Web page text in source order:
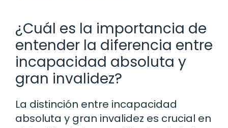
¿Cuál es la importancia de
entender la diferencia entre
incapacidad absoluta y
gran invalidez?
La distinción entre incapacidad
absoluta y gran invalidez es crucial en